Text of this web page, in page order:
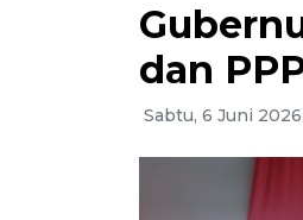
dan
Sabtu, 6 Juni